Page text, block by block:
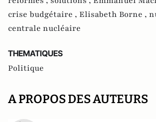
crise budgétaire , Elisabeth Borne ,
centrale nucléaire
THEMATIQUES
Politique
A PROPOS DES AUTEURS